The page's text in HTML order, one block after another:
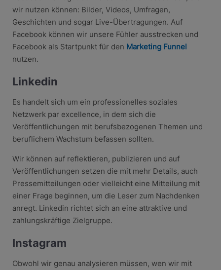
wir nutzen können: Bilder, Videos, Umfragen,
Geschichten und sogar Live-Übertragungen. Auf
Facebook können wir unsere Fühler ausstrecken und
Facebook als Startpunkt für den Marketing Funnel
nutzen.
Linkedin
Es handelt sich um ein professionelles soziales
Netzwerk par excellence, in dem sich die
Veröffentlichungen mit berufsbezogenen Themen und
beruflichem Wachstum befassen sollten.
Wir können auf reflektieren, publizieren und auf
Veröffentlichungen setzen die mit mehr Details, auch
Pressemitteilungen oder vielleicht eine Mitteilung mit
einer Frage beginnen, um die Leser zum Nachdenken
anregt. Linkedin richtet sich an eine attraktive und
zahlungskräftige Zielgruppe.
Instagram
Obwohl wir genau analysieren müssen, wen wir mit